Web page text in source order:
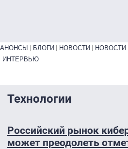
Primary links bottom
АНОНСЫ БЛОГИ НОВОСТИ НОВОСТИ
ИНТЕРВЬЮ
Технологии
Российский рынок
может преодолеть